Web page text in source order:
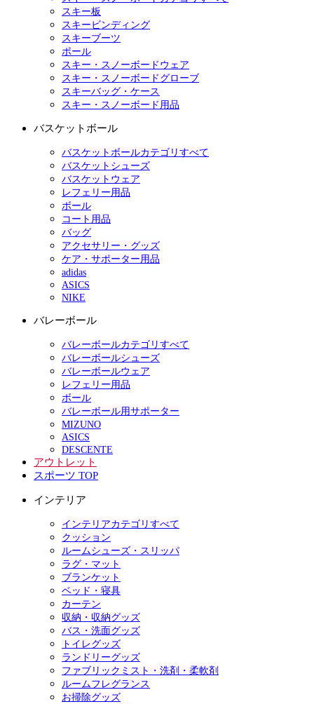
スキー板
スキービンディング
スキーブーツ
ポール
スキー・スノーボードウェア
スキー・スノーボードグローブ
スキーバッグ・ケース
スキー・スノーボード用品
バスケットボール
バスケットボールカテゴリすべて
バスケットシューズ
バスケットウェア
レフェリー用品
ボール
コート用品
バッグ
アクセサリー・グッズ
ケア・サポーター用品
adidas
ASICS
NIKE
バレーボール
バレーボールカテゴリすべて
バレーボールシューズ
バレーボールウェア
レフェリー用品
ボール
バレーボール用サポーター
MIZUNO
ASICS
DESCENTE
アウトレット
スポーツ TOP
インテリア
インテリアカテゴリすべて
クッション
ルームシューズ・スリッパ
ラグ・マット
ブランケット
ベッド・寝具
カーテン
収納・収納グッズ
バス・洗面グッズ
トイレグッズ
ランドリーグッズ
ファブリックミスト・洗剤・柔軟剤
ルームフレグランス
お掃除グッズ